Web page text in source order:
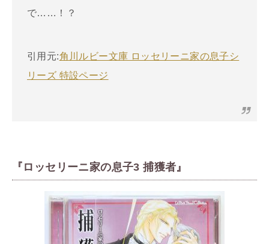
で……！？
引用元:角川ルビー文庫 ロッセリーニ家の息子シ
リーズ 特設ページ
『ロッセリーニ家の息子3 捕獲者』